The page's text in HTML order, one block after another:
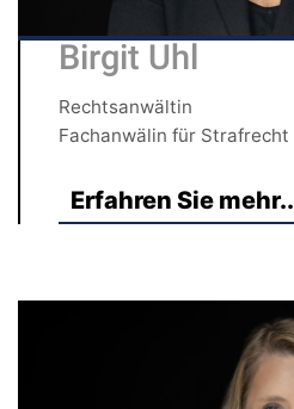
Birgit Uhl
Rechtsanwältin
Fachanwälin für Strafrecht
Erfahren Sie